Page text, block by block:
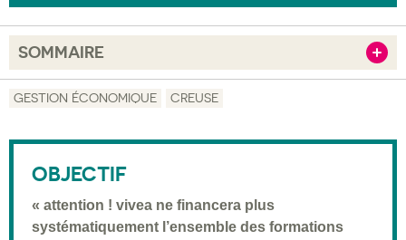
SOMMAIRE
Validation
GESTION ÉCONOMIQUE CREUSE
OBJECTIF
« attention ! vivea ne financera plus
systématiquement l’ensemble des formations